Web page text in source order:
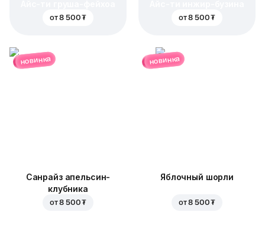
от8 500 ₮ от8 500 ₮
новинка
Санрайз апельсин-
клубника
от8 500 ₮
новинка
Яблочный шорли
от8 500 ₮